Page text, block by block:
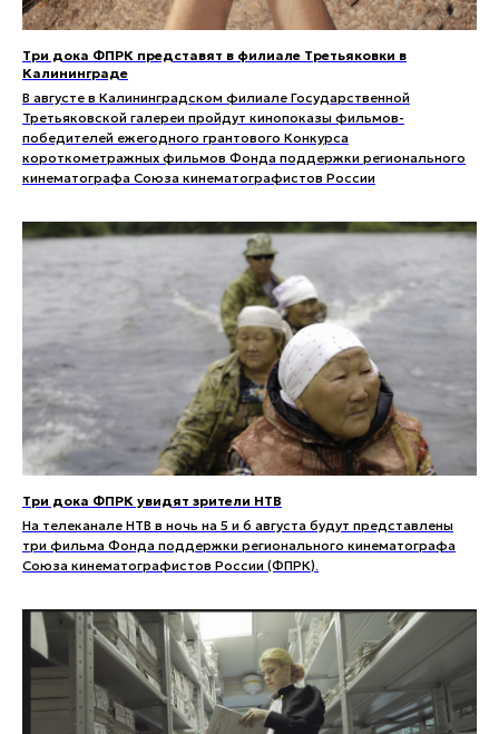
Три дока ФПРК представят в филиале Третьяковки в
Калининграде
В августе в Калининградском филиале Государственной
Третьяковской галереи пройдут кинопоказы фильмов-
победителей ежегодного грантового Конкурса
короткометражных фильмов Фонда поддержки регионального
кинематографа Союза кинематографистов России
Три дока ФПРК увидят зрители НТВ
На телеканале НТВ в ночь на 5 и 6 августа будут представлены
три фильма Фонда поддержки регионального кинематографа
Союза кинематографистов России (ФПРК).